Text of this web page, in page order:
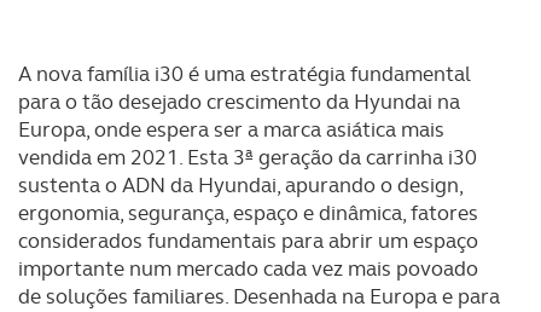
A nova família i30 é uma estratégia fundamental
para o tão desejado crescimento da Hyundai na
Europa, onde espera ser a marca asiática mais
vendida em 2021. Esta 3ª geração da carrinha i30
sustenta o ADN da Hyundai, apurando o design,
ergonomia, segurança, espaço e dinâmica, fatores
considerados fundamentais para abrir um espaço
importante num mercado cada vez mais povoado
de soluções familiares. Desenhada na Europa e para